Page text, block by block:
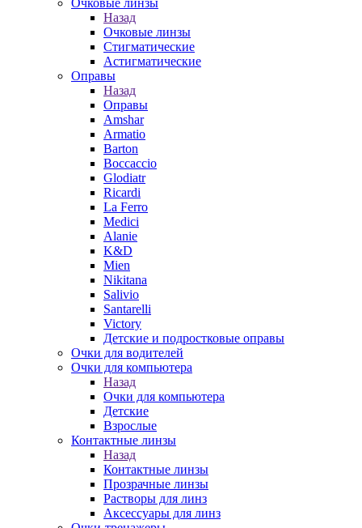
Очковые линзы
Назад
Очковые линзы
Стигматические
Астигматические
Оправы
Назад
Оправы
Amshar
Armatio
Barton
Boccaccio
Glodiatr
Ricardi
La Ferro
Medici
Alanie
K&D
Mien
Nikitana
Salivio
Santarelli
Victory
Детские и подростковые оправы
Очки для водителей
Очки для компьютера
Назад
Очки для компьютера
Детские
Взрослые
Контактные линзы
Назад
Контактные линзы
Прозрачные линзы
Растворы для линз
Аксессуары для линз